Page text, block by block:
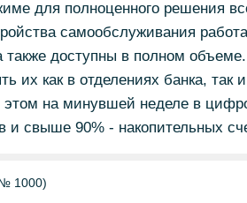
для полноценного решения
самообслуживания
также доступны в полном
их как в отделениях банка,
на минувшей неделе в
и свыше 90% - накопительных
1000)